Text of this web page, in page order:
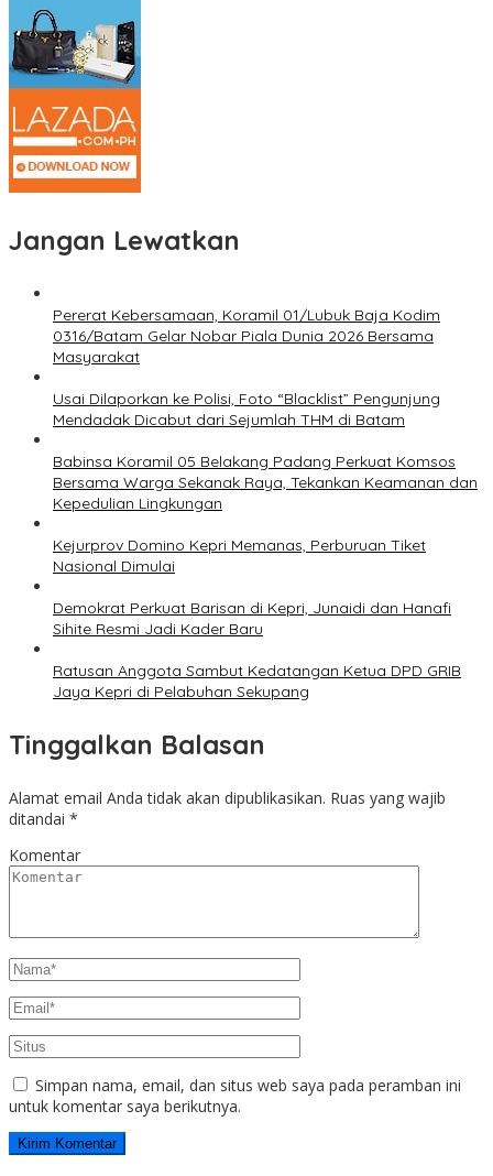
Jangan Lewatkan
Pererat Kebersamaan, Koramil 01/Lubuk Baja Kodim
0316/Batam Gelar Nobar Piala Dunia 2026 Bersama
Masyarakat
Usai Dilaporkan ke Polisi, Foto “Blacklist” Pengunjung
Mendadak Dicabut dari Sejumlah THM di Batam
Babinsa Koramil 05 Belakang Padang Perkuat Komsos
Bersama Warga Sekanak Raya, Tekankan Keamanan dan
Kepedulian Lingkungan
Kejurprov Domino Kepri Memanas, Perburuan Tiket
Nasional Dimulai
Demokrat Perkuat Barisan di Kepri, Junaidi dan Hanafi
Sihite Resmi Jadi Kader Baru
Ratusan Anggota Sambut Kedatangan Ketua DPD GRIB
Jaya Kepri di Pelabuhan Sekupang
Tinggalkan Balasan
Alamat email Anda tidak akan dipublikasikan. Ruas yang wajib
ditandai *
Komentar
Simpan nama, email, dan situs web saya pada peramban ini
untuk komentar saya berikutnya.